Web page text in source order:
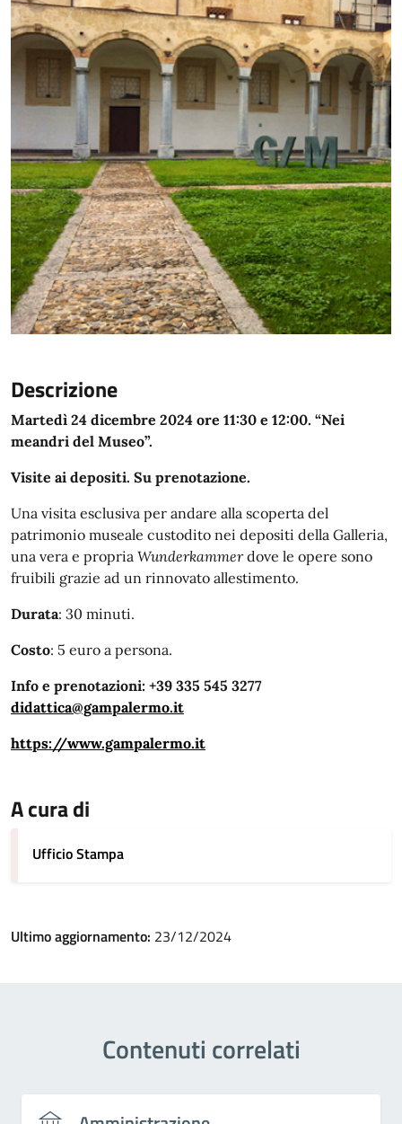
Descrizione
Martedì 24 dicembre 2024 ore 11:30 e 12:00. “Nei
meandri del Museo”.
Visite ai depositi. Su prenotazione.
Una visita esclusiva per andare alla scoperta del
patrimonio museale custodito nei depositi della Galleria,
una vera e propria Wunderkammerdove le opere sono
fruibili grazie ad un rinnovato allestimento.
Durata: 30 minuti.
Costo: 5 euro a persona.
Info e prenotazioni: +39 335 545 3277
didattica@gampalermo.it
https://www.gampalermo.it
A cura di
Ufficio Stampa
Ultimo aggiornamento: 23/12/2024
Contenuti correlati